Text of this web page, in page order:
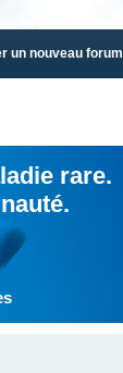
un nouveau forum
rare.